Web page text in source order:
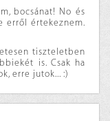
bocsánat! No és
erről értekeznem.
tiszteletben
is. Csak ha
erre jutok... :)